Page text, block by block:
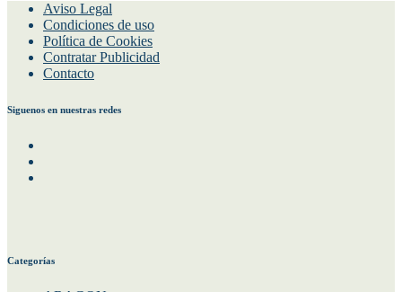
Aviso Legal
Condiciones de uso
Política de Cookies
Contratar Publicidad
Contacto
Siguenos en nuestras redes
Categorías